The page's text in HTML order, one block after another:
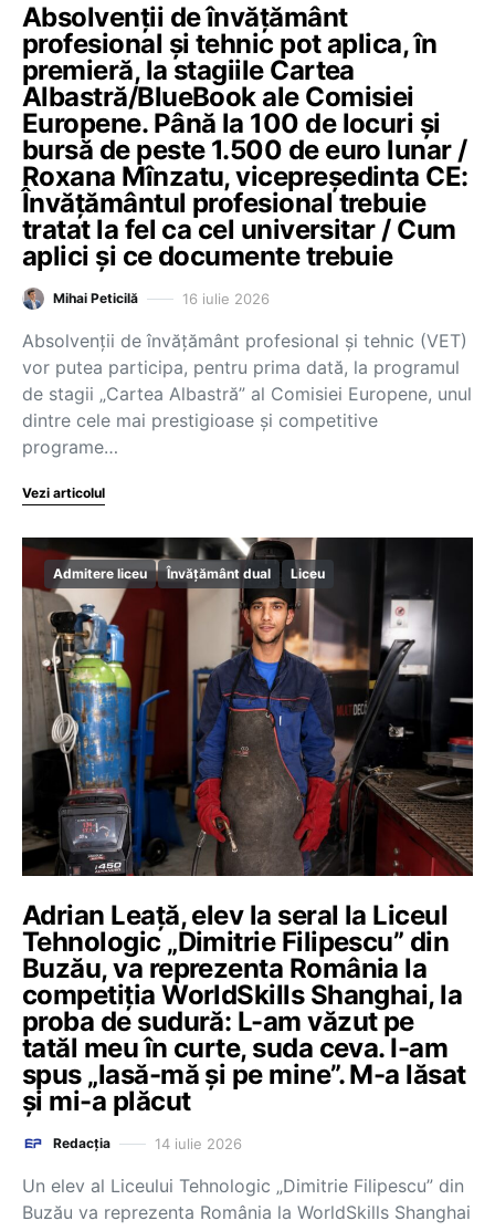
Absolvenții de învățământ
profesional și tehnic pot aplica, în
premieră, la stagiile Cartea
Albastră/BlueBook ale Comisiei
Europene. Până la 100 de locuri și
bursă de peste 1.500 de euro lunar /
Roxana Mînzatu, vicepreședinta CE:
Învățământul profesional trebuie
tratat la fel ca cel universitar / Cum
aplici și ce documente trebuie
Mihai Peticilă 16 iulie 2026
Absolvenții de învățământ profesional și tehnic (VET)
vor putea participa, pentru prima dată, la programul
de stagii „Cartea Albastră” al Comisiei Europene, unul
dintre cele mai prestigioase și competitive
programe…
Vezi articolul
Admitere liceu Învățământ dual Liceu
Adrian Leață, elev la seral la Liceul
Tehnologic „Dimitrie Filipescu” din
Buzău, va reprezenta România la
competiția WorldSkills Shanghai, la
proba de sudură: L-am văzut pe
tatăl meu în curte, suda ceva. I-am
spus „lasă-mă și pe mine”. M-a lăsat
și mi-a plăcut
Redacția 14 iulie 2026
Un elev al Liceului Tehnologic „Dimitrie Filipescu” din
Buzău va reprezenta România la WorldSkills Shanghai